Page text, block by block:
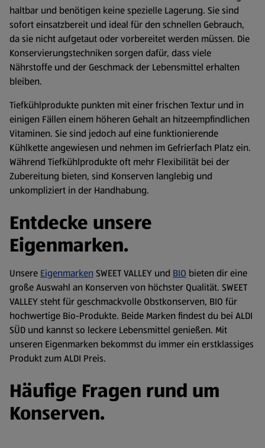
haltbar und benötigen keine spezielle Lagerung. Sie sind
sofort einsatzbereit und ideal für den schnellen Gebrauch,
da sie nicht aufgetaut oder vorbereitet werden müssen. Die
Konservierungstechniken sorgen dafür, dass viele
Nährstoffe und der Geschmack der Lebensmittel erhalten
bleiben.
Tiefkühlprodukte punkten mit einer frischen Textur und in
einigen Fällen einem höheren Gehalt an hitzeempfindlichen
Vitaminen. Sie sind jedoch auf eine funktionierende
Kühlkette angewiesen und nehmen im Gefrierfach Platz ein.
Während Tiefkühlprodukte oft mehr Flexibilität bei der
Zubereitung bieten, sind Konserven langlebig und
unkompliziert in der Handhabung.
Entdecke unsere
Eigenmarken.
Unsere Eigenmarken SWEET VALLEY und BIO bieten dir eine
große Auswahl an Konserven von höchster Qualität. SWEET
VALLEY steht für geschmackvolle Obstkonserven, BIO für
hochwertige Bio-Produkte. Beide Marken findest du bei ALDI
SÜD und kannst so leckere Lebensmittel genießen. Mit
unseren Eigenmarken bekommst du immer ein erstklassiges
Produkt zum ALDI Preis.
Häufige Fragen rund um
Konserven.